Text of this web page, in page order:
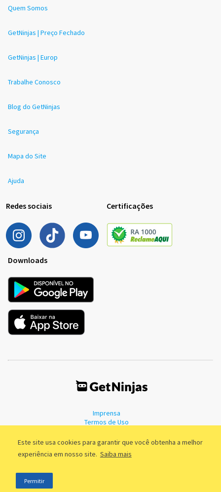
Este site usa cookies para garantir que você obtenha a melhor
experiência em nosso site. Saiba mais
Permitir
Quem Somos
GetNinjas | Preço Fechado
GetNinjas | Europ
Trabalhe Conosco
Blog do GetNinjas
Segurança
Mapa do Site
Ajuda
Redes sociais Certificações
Downloads
Imprensa
Termos de Uso
©2011 - 2026, GetNinjas LTDA. CNPJ 55.744.877/0001-89 - Rua Dr.
Fernandes Coelho, 85 - 3º andar - São Paulo/SP - Brasil